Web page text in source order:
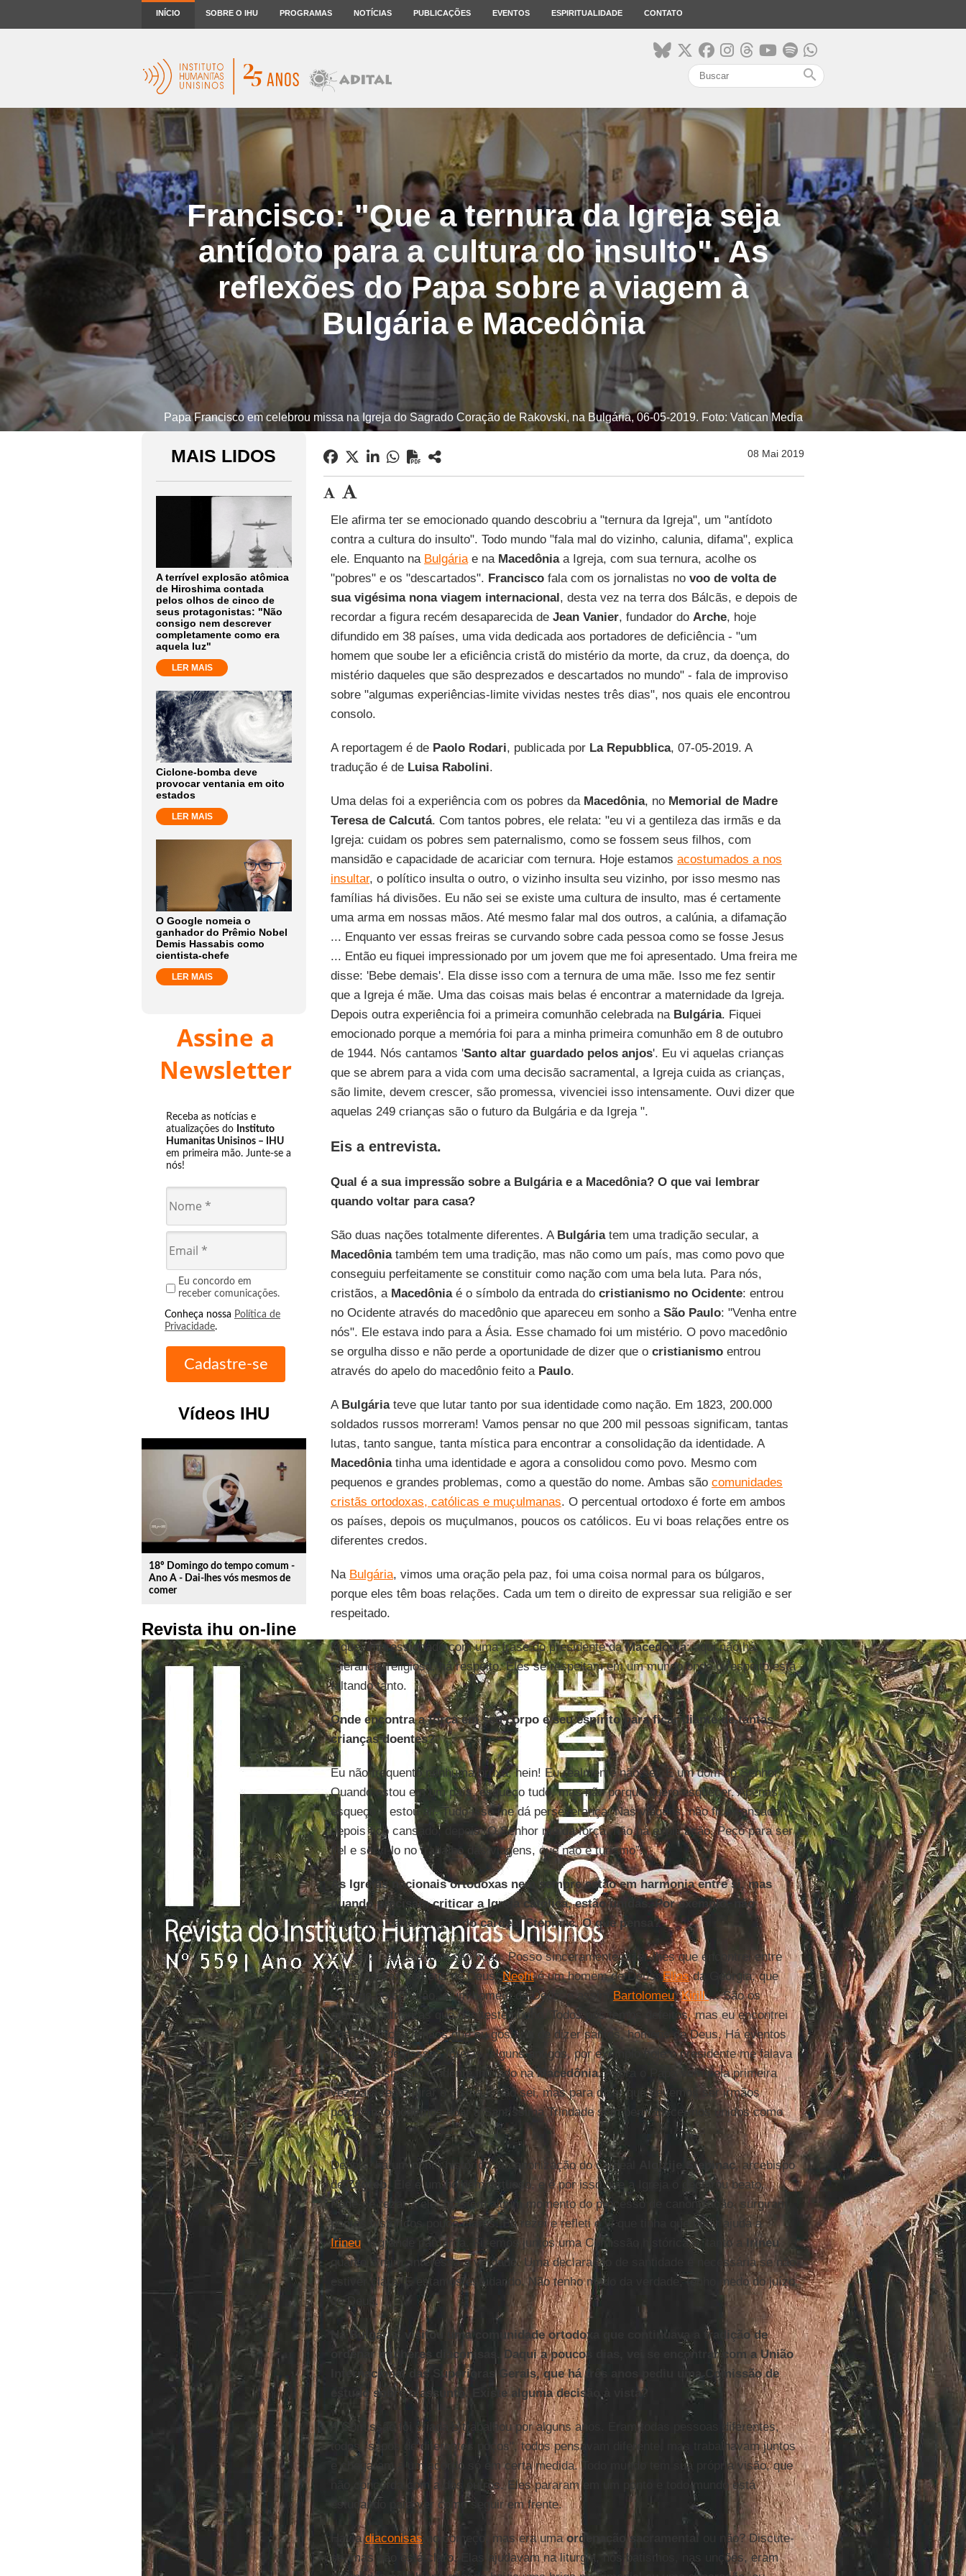
INÍCIO SOBRE O IHU PROGRAMAS NOTÍCIAS PUBLICAÇÕES EVENTOS ESPIRITUALIDADE CONTATO
search
Francisco: "Que a ternura da Igreja seja
antídoto para a cultura do insulto". As
reflexões do Papa sobre a viagem à
Bulgária e Macedônia
Papa Francisco em celebrou missa na Igreja do Sagrado Coração de Rakovski, na Bulgária, 06-05-2019. Foto: Vatican Media
MAIS LIDOS
A terrível explosão atômica
de Hiroshima contada
pelos olhos de cinco de
seus protagonistas: "Não
consigo nem descrever
completamente como era
aquela luz"
LER MAIS
Ciclone-bomba deve
provocar ventania em oito
estados
LER MAIS
O Google nomeia o
ganhador do Prêmio Nobel
Demis Hassabis como
cientista-chefe
LER MAIS
Assine a
Newsletter
Receba as notícias e
atualizações do Instituto
Humanitas Unisinos – IHU
em primeira mão. Junte-se a
nós!
Eu concordo em
receber comunicações.
Conheça nossa Política de
Privacidade.
Vídeos IHU
play_circle_outline
18º Domingo do tempo comum -
Ano A - Dai-lhes vós mesmos de
comer
Revista ihu on-line
08 Mai 2019
Ele afirma ter se emocionado quando descobriu a "ternura da Igreja", um "antídoto
contra a cultura do insulto". Todo mundo "fala mal do vizinho, calunia, difama", explica
ele. Enquanto na Bulgáriae na Macedôniaa Igreja, com sua ternura, acolhe os
"pobres" e os "descartados". Franciscofala com os jornalistas no voo de volta de
sua vigésima nona viagem internacional, desta vez na terra dos Bálcãs, e depois de
recordar a figura recém desaparecida de Jean Vanier, fundador do Arche, hoje
difundido em 38 países, uma vida dedicada aos portadores de deficiência - "um
homem que soube ler a eficiência cristã do mistério da morte, da cruz, da doença, do
mistério daqueles que são desprezados e descartados no mundo" - fala de improviso
sobre "algumas experiências-limite vividas nestes três dias", nos quais ele encontrou
consolo.
A reportagem é de Paolo Rodari, publicada por La Repubblica, 07-05-2019. A
tradução é de Luisa Rabolini.
Uma delas foi a experiência com os pobres da Macedônia, no Memorial de Madre
Teresa de Calcutá. Com tantos pobres, ele relata: "eu vi a gentileza das irmãs e da
Igreja: cuidam os pobres sem paternalismo, como se fossem seus filhos, com
mansidão e capacidade de acariciar com ternura. Hoje estamos acostumados a nos
insultar, o político insulta o outro, o vizinho insulta seu vizinho, por isso mesmo nas
famílias há divisões. Eu não sei se existe uma cultura de insulto, mas é certamente
uma arma em nossas mãos. Até mesmo falar mal dos outros, a calúnia, a difamação
... Enquanto ver essas freiras se curvando sobre cada pessoa como se fosse Jesus
... Então eu fiquei impressionado por um jovem que me foi apresentado. Uma freira me
disse: 'Bebe demais'. Ela disse isso com a ternura de uma mãe. Isso me fez sentir
que a Igreja é mãe. Uma das coisas mais belas é encontrar a maternidade da Igreja.
Depois outra experiência foi a primeira comunhão celebrada na Bulgária. Fiquei
emocionado porque a memória foi para a minha primeira comunhão em 8 de outubro
de 1944. Nós cantamos 'Santo altar guardado pelos anjos'. Eu vi aquelas crianças
que se abrem para a vida com uma decisão sacramental, a Igreja cuida as crianças,
são limite, devem crescer, são promessa, vivenciei isso intensamente. Ouvi dizer que
aquelas 249 crianças são o futuro da Bulgária e da Igreja ".
Eis a entrevista.
Qual é a sua impressão sobre a Bulgária e a Macedônia? O que vai lembrar
quando voltar para casa?
São duas nações totalmente diferentes. A Bulgáriatem uma tradição secular, a
Macedôniatambém tem uma tradição, mas não como um país, mas como povo que
conseguiu perfeitamente se constituir como nação com uma bela luta. Para nós,
cristãos, a Macedôniaé o símbolo da entrada do cristianismo no Ocidente: entrou
no Ocidente através do macedônio que apareceu em sonho a São Paulo: "Venha entre
nós". Ele estava indo para a Ásia. Esse chamado foi um mistério. O povo macedônio
se orgulha disso e não perde a oportunidade de dizer que o cristianismoentrou
através do apelo do macedônio feito a Paulo.
A Bulgáriateve que lutar tanto por sua identidade como nação. Em 1823, 200.000
soldados russos morreram! Vamos pensar no que 200 mil pessoas significam, tantas
lutas, tanto sangue, tanta mística para encontrar a consolidação da identidade. A
Macedôniatinha uma identidade e agora a consolidou como povo. Mesmo com
pequenos e grandes problemas, como a questão do nome. Ambas são comunidades
cristãs ortodoxas, católicas e muçulmanas. O percentual ortodoxo é forte em ambos
os países, depois os muçulmanos, poucos os católicos. Eu vi boas relações entre os
diferentes credos.
Na Bulgária, vimos uma oração pela paz, foi uma coisa normal para os búlgaros,
porque eles têm boas relações. Cada um tem o direito de expressar sua religião e ser
respeitado.
Fiquei impressionado com uma frase do presidente daMacedônia: aqui não há
tolerância religiosa, há respeito. Eles se respeitam em um mundo onde o respeito está
faltando tanto.
Onde encontra a força em seu corpo e seu espírito para ficar diante de tantas
crianças doentes?
Eu não frequento nenhuma bruxa, hein! Eu realmente não sei. É um dom do Senhor.
Quando estou em um país, esqueço tudo, mas não porque quero esquecer. Apenas
esqueço e estou ali. Tudo isso me dá perseverança. Nas viagens, não fico cansado,
depois fico cansado, depois. O Senhor me dá força, não há explicação. Peço para ser
fiel e servi-lo no trabalho das viagens, que não é turismo”.
As Igrejas nacionais ortodoxas nem sempre estão em harmonia entre si, mas
quando precisam criticar a Igreja católica, estão unidas. Por exemplo, não
querem a canonização do cardeal Stepinac. O que pensa?
Em geral, as relações são boas. Posso sinceramente dizer-lhes que encontrei entre
os patriarcas homens de Deus.Neofité um homem de Deus,Eliasda Geórgia, que
carrego no coração, é um homem de Deus, e assim Bartolomeu,Kirill... São os
grandes patriarcas que dão testemunho. Todos nós temos defeitos, mas eu encontrei
nos patriarcas irmãos que eu gostaria de dizer santos, homens de Deus. Há eventos
históricos de nossas Igrejas, alguns antigos, por exemplo hoje o presidente me falava
sobre o cisma do ocidente iniciado naMacedônia. Agora o Papa vem pela primeira
vez para recosturar o cisma... não sei, mas para dizer que devemos ser irmãos
porque não podemos doar a Santíssima Trindade sem permanecermos unidos como
irmãos.
Depois, há um ponto histórico: a canonização do cardeal Alojzije Stepinac, arcebispo
deZagreb. Ele é um homem virtuoso, e é por isso que a Igreja o declarou beato.
Pode-se rezar a ele, mas em algum momento do processo de canonização, surgiram
pontos históricos pouco claros. Eu rezei e refleti e vi que tinha que pedir ajuda a
Irineu, o grande patriarca. Fizemos juntos uma Comissão histórica e, tanto a
Irineu
quanto a mim, interessa a verdade. Uma declaração de santidade é necessária se não
estiver clara. E estamos estudando. Não tenho medo da verdade, tenho medo do juízo
de Deus.
Na Bulgária, visitou uma comunidade ortodoxa que continuava a tradição de
ordenar mulheres diaconisas. Daqui a poucos dias, vei se encontrar com a União
Internacional das Superioras Gerais, que há três anos pediu uma Comissão de
estudo sobre o assunto. Existe alguma decisão à vista?
A Comissão foi criada e trabalhou por alguns anos. Eram todas pessoas diferentes,
todos "sapos de diferentes poços", todos pensavam diferente, mas trabalhavam juntos
e chegaram a um acordo só em certa medida. Todo mundo tem sua própria visão, que
não concorda com a dos outros. Eles pararam em um ponto e todo mundo está
estudando para ver como seguir em frente.
Haviadiaconisasno começo, mas era umaordenação sacramental
ou não? Discute-
se, mas não está claro. Elas ajudavam na liturgia, nos batismos, nas unções, eram